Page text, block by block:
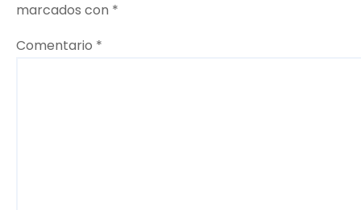
marcados con *
Comentario *